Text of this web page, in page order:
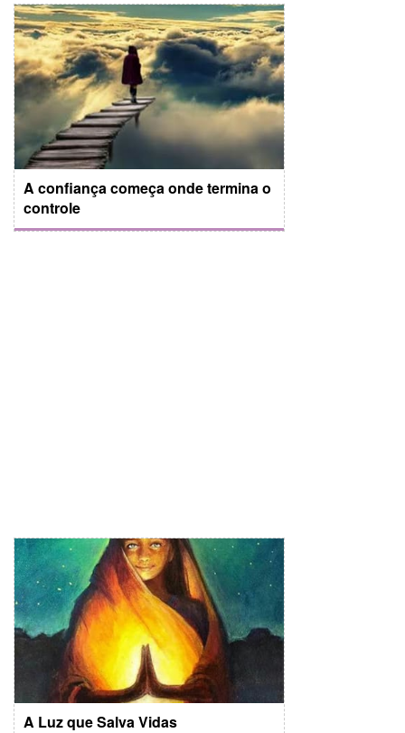
A confiança começa onde termina o
controle
A Luz que Salva Vidas